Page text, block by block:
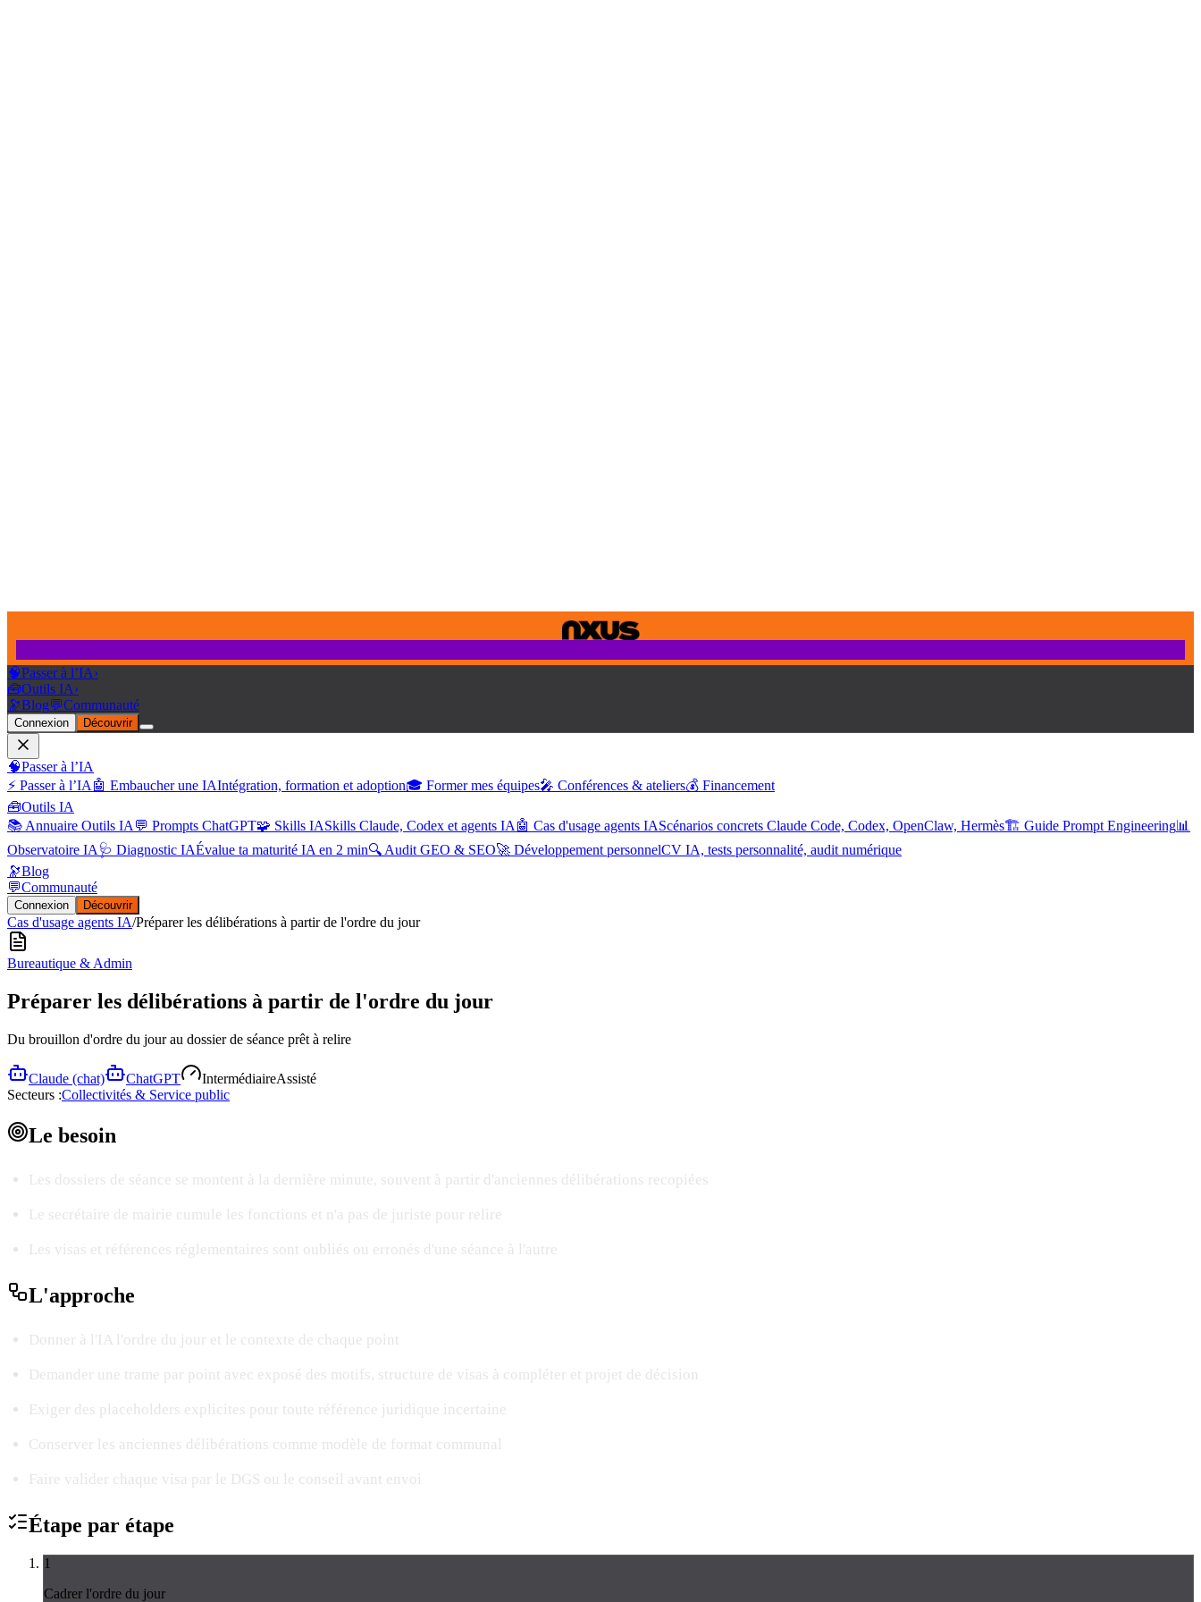
🧠Passer à l’IA›
🧰Outils IA›
🔭Blog💬Communauté
Connexion Découvrir
🧠Passer à l’IA
⚡ Passer à l’IA 🤖 Embaucher une IAIntégration, formation et adoption🎓 Former mes équipes🎤 Conférences & ateliers💰 Financement
🧰Outils IA
📚 Annuaire Outils IA 💬 Prompts ChatGPT🧩 Skills IASkills Claude, Codex et agents IA 🤖 Cas d'usage agents IAScénarios concrets Claude Code, Codex, OpenClaw, Hermès🏗️ Guide Prompt Engineering📊
Observatoire IA 🩺 Diagnostic IAÉvalue ta maturité IA en 2 min🔍 Audit GEO & SEO🚀 Développement personnelCV IA, tests personnalité, audit numérique
🔭Blog
💬Communauté
Connexion Découvrir
Cas d'usage agents IA/Préparer les délibérations à partir de l'ordre du jour
Bureautique & Admin
Préparer les délibérations à partir de l'ordre du jour
Du brouillon d'ordre du jour au dossier de séance prêt à relire
Claude (chat) ChatGPT IntermédiaireAssisté
Secteurs :Collectivités & Service public
Le besoin
Les dossiers de séance se montent à la dernière minute, souvent à partir d'anciennes délibérations recopiées
Le secrétaire de mairie cumule les fonctions et n'a pas de juriste pour relire
Les visas et références réglementaires sont oubliés ou erronés d'une séance à l'autre
L'approche
Donner à l'IA l'ordre du jour et le contexte de chaque point
Demander une trame par point avec exposé des motifs, structure de visas à compléter et projet de décision
Exiger des placeholders explicites pour toute référence juridique incertaine
Conserver les anciennes délibérations comme modèle de format communal
Faire valider chaque visa par le DGS ou le conseil avant envoi
Étape par étape
1
Cadrer l'ordre du jour